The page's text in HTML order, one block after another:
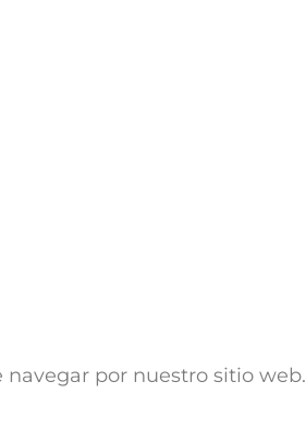
por nuestro sitio web.